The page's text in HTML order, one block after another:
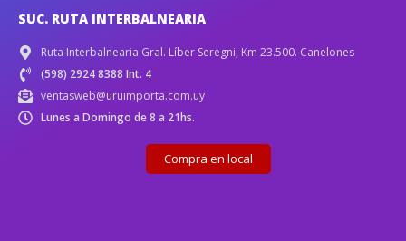
SUC. RUTA INTERBALNEARIA
Ruta Interbalnearia Gral. Líber Seregni, Km 23.500. Canelones
(598) 2924 8388 Int. 4
ventasweb@uruimporta.com.uy
Lunes a Domingo de 8 a 21hs.
Compra en local